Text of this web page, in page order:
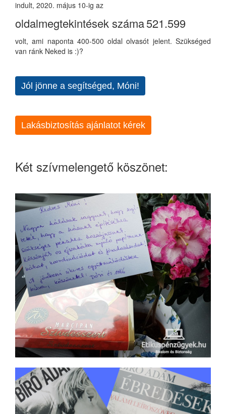
indult, 2020. május 10-ig az
oldalmegtekintések száma521.599
volt, ami naponta 400-500 oldal olvasót jelent. Szükséged
van ránk Neked is :)?
Jól jönne a segítséged, Móni!
Lakásbiztosítás ajánlatot kérek
Két szívmelengető köszönet: